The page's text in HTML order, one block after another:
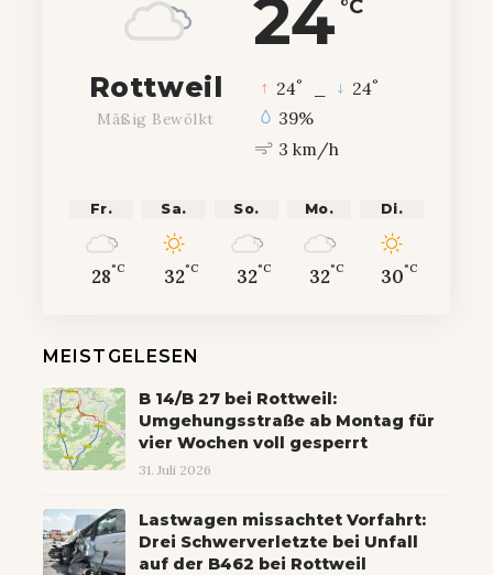
24 °C
Rottweil
Mäßig Bewölkt
24° 24°
39%
3 km/h
Fr.
28°C
Sa.
32°C
So.
32°C
Mo.
32°C
Di.
30°C
MEISTGELESEN
B 14/B 27 bei Rottweil:
Umgehungsstraße ab Montag für
vier Wochen voll gesperrt
31. Juli 2026
Lastwagen missachtet Vorfahrt:
Drei Schwerverletzte bei Unfall
auf der B462 bei Rottweil